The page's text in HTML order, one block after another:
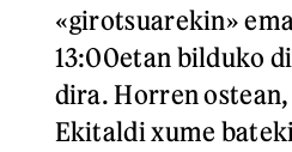
«girotsuarekin»
13:00etan bilduko
dira. Horren
Ekitaldi xume